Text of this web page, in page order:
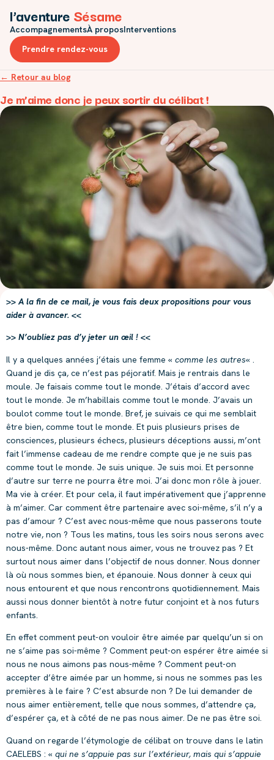
l’aventureSésame
AccompagnementsÀ proposInterventions
Prendre rendez-vous
← Retour au blog
Je m’aime donc je peux sortir du célibat !
>> A la fin de ce mail, je vous fais deux propositions pour vous
aider à avancer. <<
>> N’oubliez pas d’y jeter un œil ! <<
Il y a quelques années j’étais une femme « comme les autres« .
Quand je dis ça, ce n’est pas péjoratif. Mais je rentrais dans le
moule. Je faisais comme tout le monde. J’étais d’accord avec
tout le monde. Je m’habillais comme tout le monde. J’avais un
boulot comme tout le monde. Bref, je suivais ce qui me semblait
être bien, comme tout le monde. Et puis plusieurs prises de
consciences, plusieurs échecs, plusieurs déceptions aussi, m’ont
fait l’immense cadeau de me rendre compte que je ne suis pas
comme tout le monde. Je suis unique. Je suis moi. Et personne
d’autre sur terre ne pourra être moi. J’ai donc mon rôle à jouer.
Ma vie à créer. Et pour cela, il faut impérativement que j’apprenne
à m’aimer. Car comment être partenaire avec soi-même, s’il n’y a
pas d’amour ? C’est avec nous-même que nous passerons toute
notre vie, non ? Tous les matins, tous les soirs nous serons avec
nous-même. Donc autant nous aimer, vous ne trouvez pas ? Et
surtout nous aimer dans l’objectif de nous donner. Nous donner
là où nous sommes bien, et épanouie. Nous donner à ceux qui
nous entourent et que nous rencontrons quotidiennement. Mais
aussi nous donner bientôt à notre futur conjoint et à nos futurs
enfants.
En effet comment peut-on vouloir être aimée par quelqu’un si on
ne s’aime pas soi-même ? Comment peut-on espérer être aimée si
nous ne nous aimons pas nous-même ? Comment peut-on
accepter d’être aimée par un homme, si nous ne sommes pas les
premières à le faire ? C’est absurde non ? De lui demander de
nous aimer entièrement, telle que nous sommes, d’attendre ça,
d’espérer ça, et à côté de ne pas nous aimer. De ne pas être soi.
Quand on regarde l’étymologie de célibat on trouve dans le latin
CAELEBS : « qui ne s’appuie pas sur l’extérieur, mais qui s’appuie